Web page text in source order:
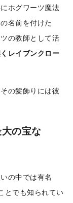
ホグワーツ魔法
名前を付けた
の教師として活
レイブンクロー
の髪飾りには彼
大の宝な
の中では有名
とでも知られてい